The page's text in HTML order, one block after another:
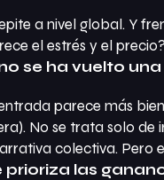
a nivel global. Y
el estrés y el precio?
se ha vuelto
parece más
No se trata solo de
colectiva. Pero
prioriza las